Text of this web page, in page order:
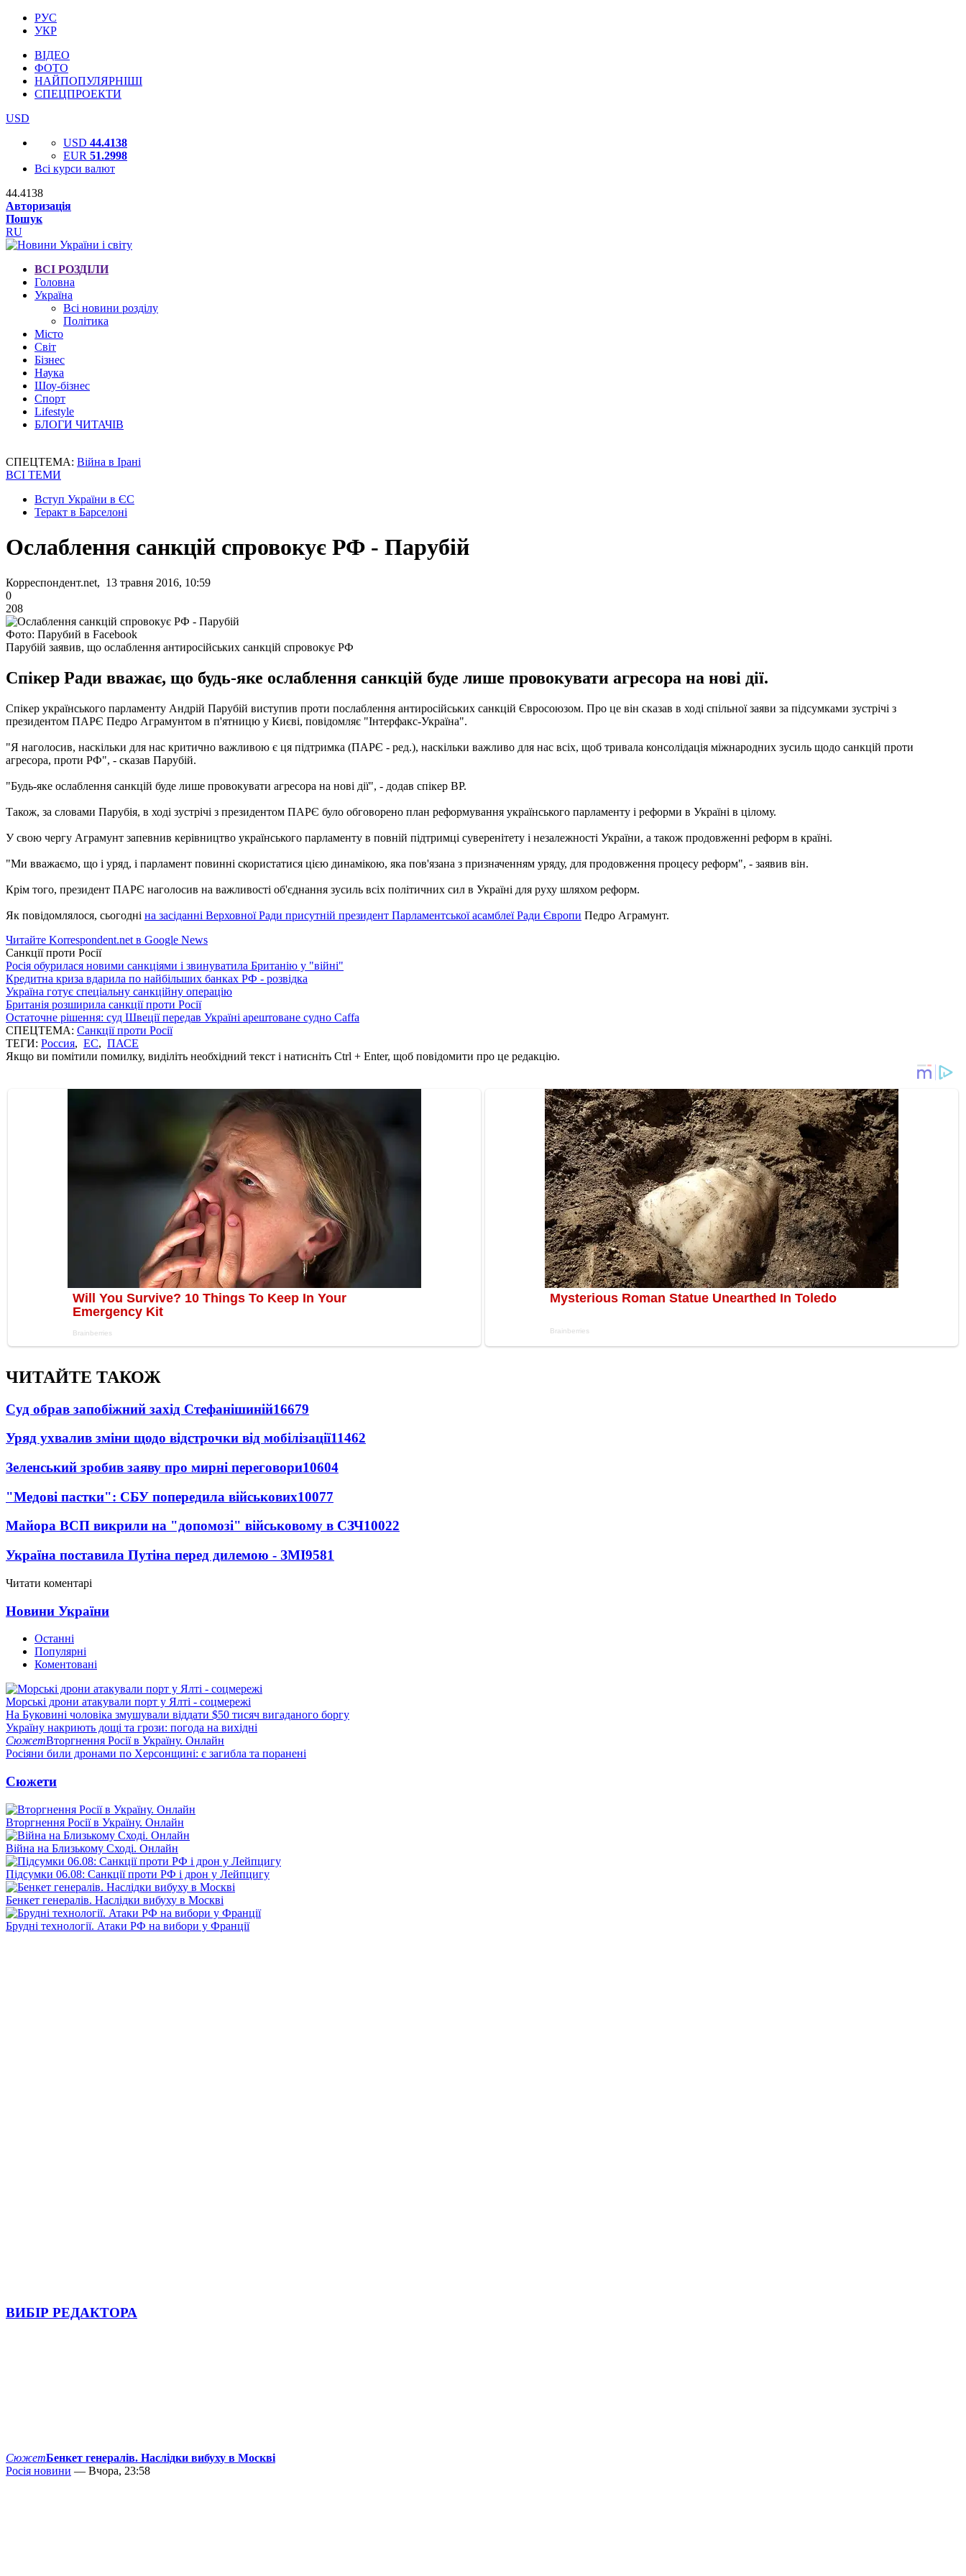
РУС
УКР
ВІДЕО
ФОТО
НАЙПОПУЛЯРНІШІ
СПЕЦПРОЕКТИ
USD
USD 44.4138
EUR 51.2998
Всі курси валют
44.4138
Авторизація
Пошук
RU
ВСІ РОЗДІЛИ
Головна
Україна
Всі новини розділу
Політика
Місто
Світ
Бізнес
Наука
Шоу-бізнес
Спорт
Lifestyle
БЛОГИ ЧИТАЧІВ
СПЕЦТЕМА: Війна в Ірані
ВСІ ТЕМИ
Вступ України в ЄС
Теракт в Барселоні
Ослаблення санкцій спровокує РФ - Парубій
Корреспондент.net, 13 травня 2016, 10:59
0
208
Фото: Парубий в Facebook
Парубій заявив, що ослаблення антиросійських санкцій спровокує РФ
Спікер Ради вважає, що будь-яке ослаблення санкцій буде лише провокувати агресора на нові дії.
Спікер українського парламенту Андрій Парубій виступив проти послаблення антиросійських санкцій Євросоюзом. Про це він сказав в ході спільної заяви за підсумками зустрічі з
президентом ПАРЄ Педро Аграмунтом в п'ятницю у Києві, повідомляє "Інтерфакс-Україна".
"Я наголосив, наскільки для нас критично важливою є ця підтримка (ПАРЄ - ред.), наскільки важливо для нас всіх, щоб тривала консолідація міжнародних зусиль щодо санкцій проти
агресора, проти РФ", - сказав Парубій.
"Будь-яке ослаблення санкцій буде лише провокувати агресора на нові дії", - додав спікер ВР.
Також, за словами Парубія, в ході зустрічі з президентом ПАРЄ було обговорено план реформування українського парламенту і реформи в Україні в цілому.
У свою чергу Аграмунт запевнив керівництво українського парламенту в повній підтримці суверенітету і незалежності України, а також продовженні реформ в країні.
"Ми вважаємо, що і уряд, і парламент повинні скористатися цією динамікою, яка пов'язана з призначенням уряду, для продовження процесу реформ", - заявив він.
Крім того, президент ПАРЄ наголосив на важливості об'єднання зусиль всіх політичних сил в Україні для руху шляхом реформ.
Як повідомлялося, сьогодні на засіданні Верховної Ради присутній президент Парламентської асамблеї Ради Європи Педро Аграмунт.
Читайте Korrespondent.net в Google News
Санкції проти Росії
Росія обурилася новими санкціями і звинуватила Британію у "війні"
Кредитна криза вдарила по найбільших банках РФ - розвідка
Україна готує спеціальну санкційну операцію
Британія розширила санкції проти Росії
Остаточне рішення: суд Швеції передав Україні арештоване судно Caffa
СПЕЦТЕМА: Санкції проти Росії
ТЕГИ: Россия, ЕС, ПАСЕ
Якщо ви помітили помилку, виділіть необхідний текст і натисніть Ctrl + Enter, щоб повідомити про це редакцію.
ЧИТАЙТЕ ТАКОЖ
Суд обрав запобіжний захід Стефанішиній16679
Уряд ухвалив зміни щодо відстрочки від мобілізації11462
Зеленський зробив заяву про мирні переговори10604
"Медові пастки": СБУ попередила військових10077
Майора ВСП викрили на "допомозі" військовому в СЗЧ10022
Україна поставила Путіна перед дилемою - ЗМІ9581
Читати коментарі
Новини України
Останні
Популярні
Коментовані
Морські дрони атакували порт у Ялті - соцмережі
На Буковині чоловіка змушували віддати $50 тисяч вигаданого боргу
Україну накриють дощі та грози: погода на вихідні
СюжетВторгнення Росії в Україну. Онлайн
Росіяни били дронами по Херсонщині: є загибла та поранені
Сюжети
Вторгнення Росії в Україну. Онлайн
Війна на Близькому Сході. Онлайн
Підсумки 06.08: Санкції проти РФ і дрон у Лейпцигу
Бенкет генералів. Наслідки вибуху в Москві
Брудні технології. Атаки РФ на вибори у Франції
ВИБІР РЕДАКТОРА
СюжетБенкет генералів. Наслідки вибуху в Москві
Росія новини — Вчора, 23:58